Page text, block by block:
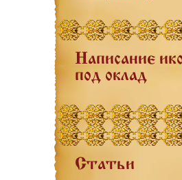
Написание
под оклад
Статьи